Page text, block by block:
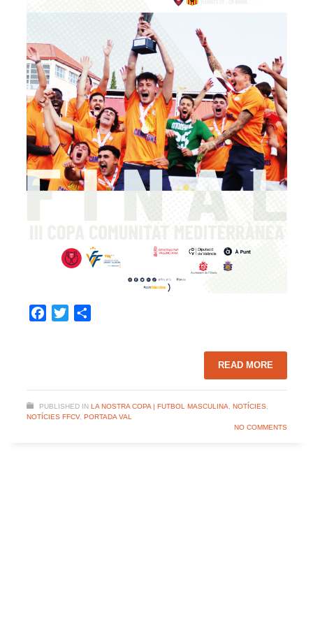
Facebook
Twitter
READ MORE
PUBLISHED IN LA NOSTRA COPA | FUTBOL MASCULINA NOTÍCIES,
NOTÍCIES FFCV, PORTADA VAL
NO COMMENTS